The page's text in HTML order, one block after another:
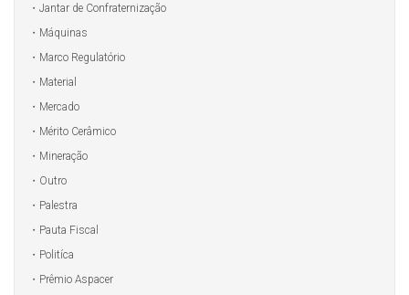
Jantar de Confraternização
Máquinas
Marco Regulatório
Material
Mercado
Mérito Cerâmico
Mineração
Outro
Palestra
Pauta Fiscal
Politíca
Prêmio Aspacer